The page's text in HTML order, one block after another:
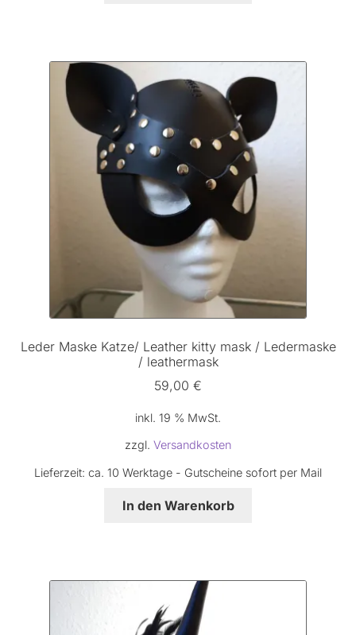
Leder Maske Katze/ Leather kitty mask / Ledermaske
/ leathermask
59,00 €
inkl. 19 % MwSt.
zzgl. Versandkosten
Lieferzeit: ca. 10 Werktage - Gutscheine sofort per Mail
In den Warenkorb